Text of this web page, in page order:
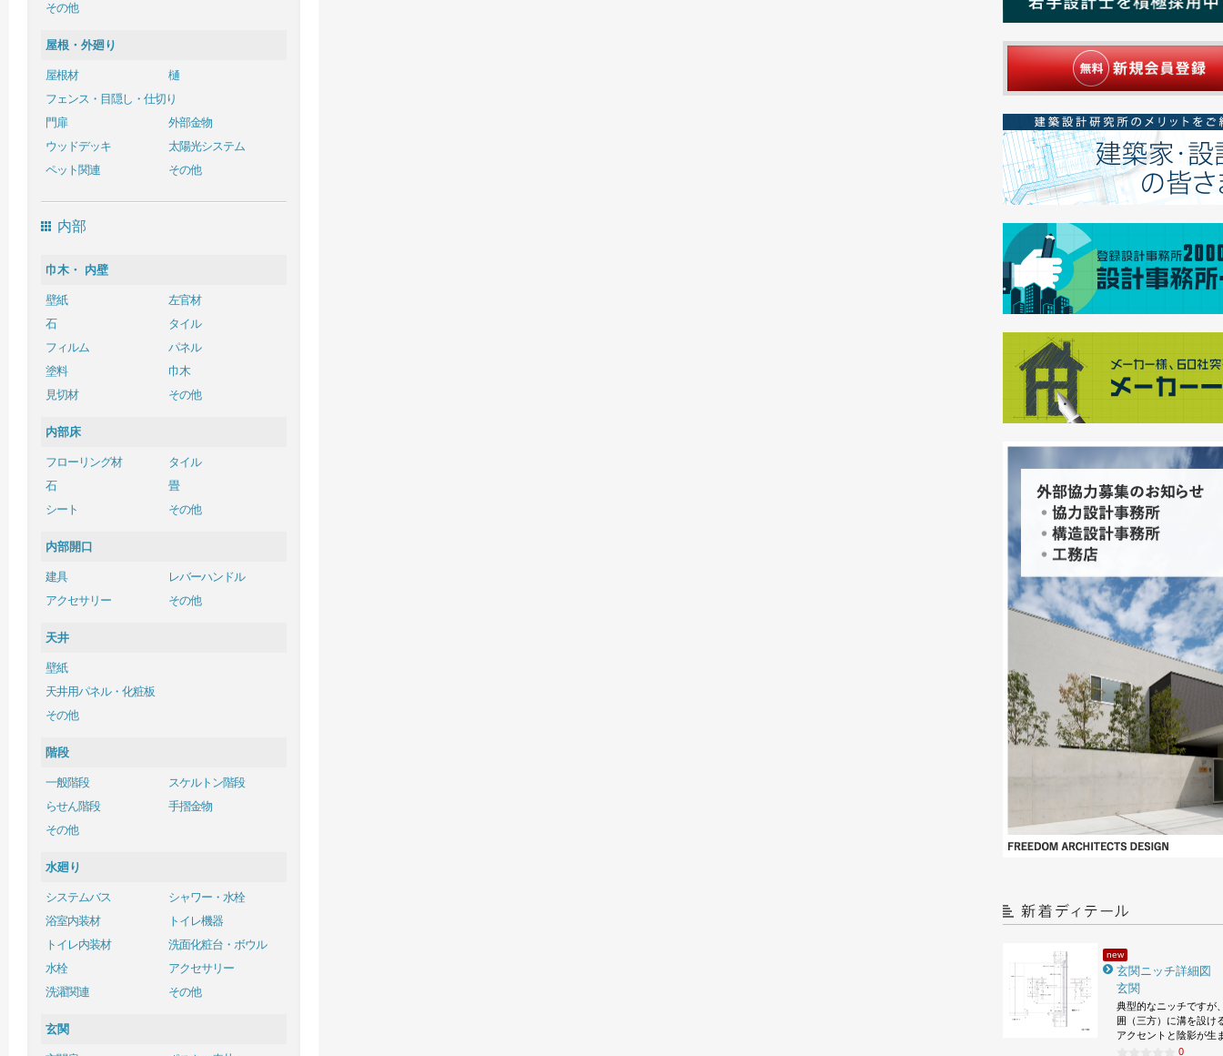
その他
屋根・外廻り
屋根材
樋
フェンス・目隠し・仕切り
門扉
外部金物
ウッドデッキ
太陽光システム
ペット関連
その他
内部
巾木・ 内壁
壁紙
左官材
石
タイル
フィルム
パネル
塗料
巾木
見切材
その他
内部床
フローリング材
タイル
石
畳
シート
その他
内部開口
建具
レバーハンドル
アクセサリー
その他
天井
壁紙
天井用パネル・化粧板
その他
階段
一般階段
スケルトン階段
らせん階段
手摺金物
その他
水廻り
システムバス
シャワー・水栓
浴室内装材
トイレ機器
トイレ内装材
洗面化粧台・ボウル
水栓
アクセサリー
洗濯関連
その他
玄関
new
玄関ニッチ詳細図
玄関
典型的なニッチですが
囲（三方）に溝を設け
アクセントと陰影が生
0